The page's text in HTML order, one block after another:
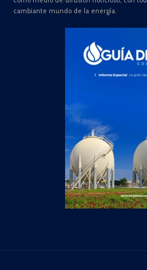
cambiante mundo de la energía.